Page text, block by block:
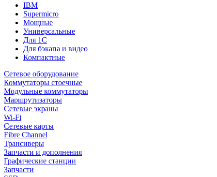
IBM
Supermicro
Мощные
Универсальные
Для 1С
Для бэкапа и видео
Компактные
Сетевое оборудование
Коммутаторы стоечные
Модульные коммутаторы
Маршрутизаторы
Сетевые экраны
Wi-Fi
Сетевые карты
Fibre Channel
Трансиверы
Запчасти и дополнения
Графические станции
Запчасти